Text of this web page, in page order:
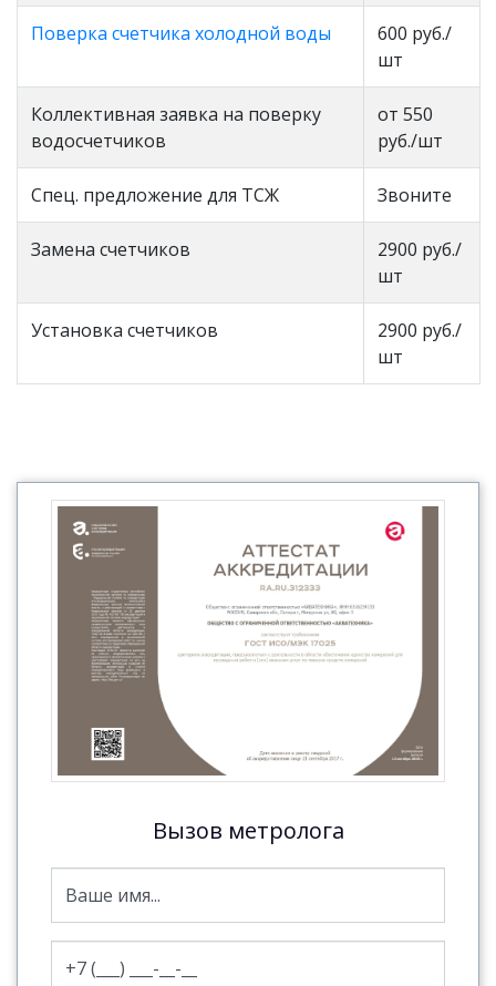
Поверка счетчика холодной воды
600 руб./
шт
Коллективная заявка на поверку
водосчетчиков
от 550
руб./шт
Спец. предложение для ТСЖ Звоните
Замена счетчиков
2900 руб./
шт
Установка счетчиков
2900 руб./
шт
Вызов метролога